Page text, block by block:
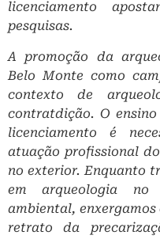
licenciamento
pesquisas.
A promoção da
Belo Monte como
contexto de
contratdição. O
licenciamento é
atuação profissional
no exterior. Enquanto
em arqueologia no
ambiental,
retrato da